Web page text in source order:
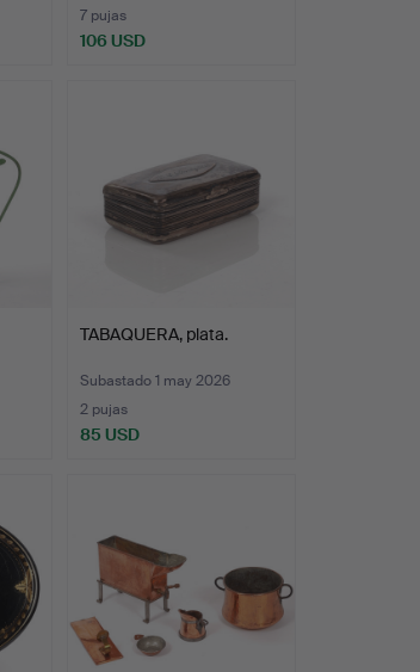
7 pujas
106 USD
TABAQUERA, plata.
Subastado 1 may 2026
2 pujas
85 USD